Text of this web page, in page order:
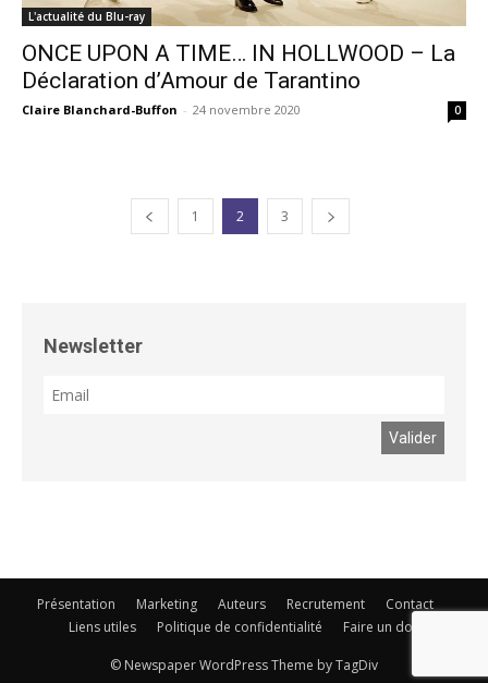
L'actualité du Blu-ray
ONCE UPON A TIME… IN HOLLWOOD – La
Déclaration d’Amour de Tarantino
Claire Blanchard-Buffon - 24 novembre 2020 0
1 2 3
Newsletter
Présentation Marketing Auteurs Recrutement
Contact
Liens utiles
Politique de confidentialité Faire un don
© Newspaper WordPress Theme by TagDiv